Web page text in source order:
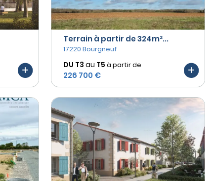
Terrain à partir de 324m²...
17220 Bourgneuf
DU T3 au T5 à partir de
226 700 €